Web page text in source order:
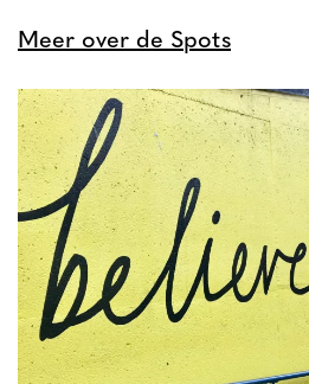
Meer over de Spots